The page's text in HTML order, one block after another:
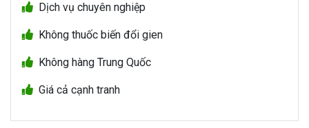
Dịch vụ chuyên nghiệp
Không thuốc biến đổi gien
Không hàng Trung Quốc
Giá cả cạnh tranh